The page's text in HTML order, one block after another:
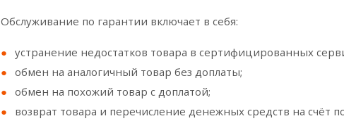
Обслуживание по гарантии включает в себя:
устранение недостатков товара в сертифицированных
обмен на аналогичный товар без доплаты;
обмен на похожий товар с доплатой;
возврат товара и перечисление денежных средств на счёт